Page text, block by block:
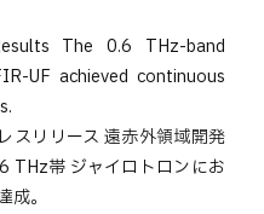
The 0.6 THz-band
UF achieved continuous
スリリース 遠赤外領域開発
THz帯 ジャイロトロンにお
。